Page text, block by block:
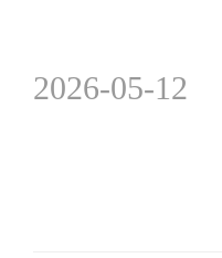
2026-05-12